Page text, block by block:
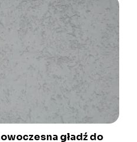
gładź do